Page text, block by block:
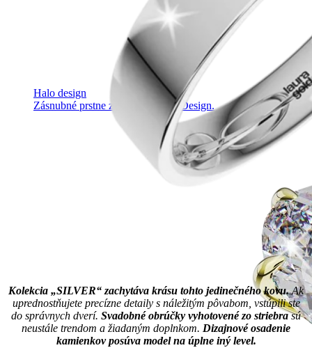
Halo design
Zásnubné prstne z kolekcie Halo Design.
Kolekcia „SILVER“ zachytáva krásu tohto jedinečného kovu.Ak
uprednostňujete precízne detaily s náležitým pôvabom, vstúpili ste
do správnych dverí. Svadobné obrúčky vyhotovené zo striebrasú
neustále trendom a žiadaným doplnkom. Dizajnové osadenie
kamienkov posúva model na úplne iný level.